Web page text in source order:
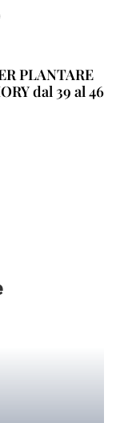
PLANTARE
dal 39 al 46